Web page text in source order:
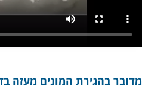
מדובר בהגירת המונים מעזה